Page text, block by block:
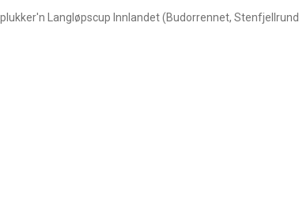
Langløpscup Innlandet (Budorrennet,